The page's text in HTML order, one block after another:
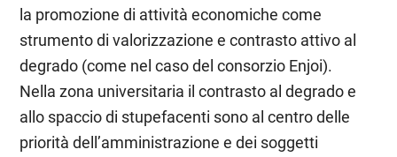
la promozione di attività economiche come
strumento di valorizzazione e contrasto attivo al
degrado (come nel caso del consorzio Enjoi).
Nella zona universitaria il contrasto al degrado e
allo spaccio di stupefacenti sono al centro delle
priorità dell’amministrazione e dei soggetti